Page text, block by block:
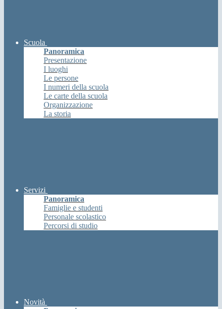
Scuola
Panoramica
Presentazione
I luoghi
Le persone
I numeri della scuola
Le carte della scuola
Organizzazione
La storia
Servizi
Panoramica
Famiglie e studenti
Personale scolastico
Percorsi di studio
Novità